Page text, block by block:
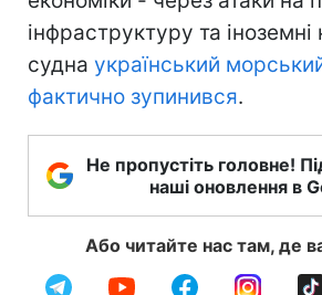
інфраструктуру та іноземні
судна український
фактично зупинився.
Не пропустіть головне!
наші оновлення в
Або читайте нас там, де